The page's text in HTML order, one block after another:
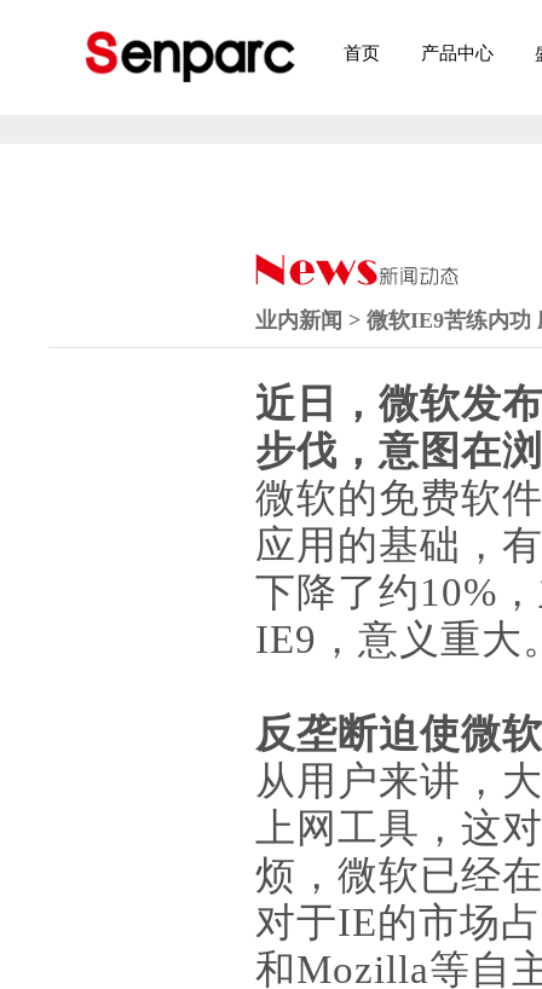
首页 产品中心
业内新闻 > 微软IE9苦练内功
近日，微软发
步伐，意图在
微软的免费软
应用的基础，
下降了约10%
IE9，意义重大
反垄断迫使微
从用户来讲，
上网工具，这
烦，微软已经
对于IE的市场
和Mozilla等自